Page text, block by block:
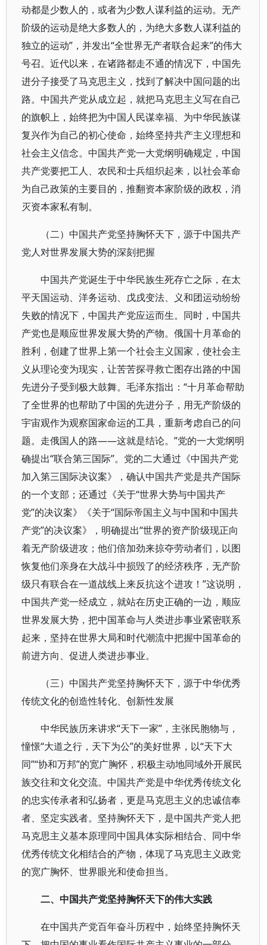
动都是少数人的，或者为少数人谋利益的运动。无产
阶级的运动是绝大多数人的，为绝大多数人谋利益的
独立的运动”，并发出“全世界无产者联合起来”的伟大
号召。近代以来，在诸路都走不通的情况下，中国先
进分子接受了马克思主义，找到了解决中国问题的出
路。中国共产党从成立起，就把马克思主义写在自己
的旗帜上，始终把为中国人民谋幸福、为中华民族谋
复兴作为自己的初心使命，始终坚持共产主义理想和
社会主义信念。中国共产党一大党纲明确规定，中国
共产党要把工人、农民和士兵组织起来，以社会革命
为自己政策的主要目的，推翻资本家阶级的政权，消
灭资本家私有制。
（二）中国共产党坚持胸怀天下，源于中国共产
党人对世界发展大势的深刻把握
中国共产党诞生于中华民族生死存亡之际，在太
平天国运动、洋务运动、戊戌变法、义和团运动纷纷
失败的情况下，中国共产党应运而生。同时，中国共
产党也是顺应世界发展大势的产物。俄国十月革命的
胜利，创建了世界上第一个社会主义国家，使社会主
义从理论变为现实，让苦苦探寻救亡图存出路的中国
先进分子受到极大鼓舞。毛泽东指出：“十月革命帮助
了全世界的也帮助了中国的先进分子，用无产阶级的
宇宙观作为观察国家命运的工具，重新考虑自己的问
题。走俄国人的路——这就是结论。”党的一大党纲明
确提出“联合第三国际”。党的二大通过《中国共产党
加入第三国际决议案》，确认中国共产党是共产国际
的一个支部；还通过《关于“世界大势与中国共产
党”的决议案》《关于“国际帝国主义与中国和中国共
产党”的决议案》，明确提出“世界的资产阶级现正向
着无产阶级进攻；他们倍加劲来掠夺劳动者们，以图
恢复他们亲身在大战斗中损毁了的经济秩序，无产阶
级只有联合在一道战线上来反抗这个进攻！”这说明，
中国共产党一经成立，就站在历史正确的一边，顺应
世界发展大势，把中国革命与人类进步事业紧密联系
起来，坚持在世界大局和时代潮流中把握中国革命的
前进方向、促进人类进步事业。
（三）中国共产党坚持胸怀天下，源于中华优秀
传统文化的创造性转化、创新性发展
中华民族历来讲求“天下一家”，主张民胞物与，
憧憬“大道之行，天下为公”的美好世界，以“天下大
同”“协和万邦”的宽广胸怀，积极主动地同域外开展民
族交往和文化交流。中国共产党是中华优秀传统文化
的忠实传承者和弘扬者，更是马克思主义的忠诚信奉
者、坚定实践者。坚持胸怀天下，是中国共产党人把
马克思主义基本原理同中国具体实际相结合、同中华
优秀传统文化相结合的产物，体现了马克思主义政党
的宽广胸怀、世界眼光和使命担当。
二、中国共产党坚持胸怀天下的伟大实践
在中国共产党百年奋斗历程中，始终坚持胸怀天